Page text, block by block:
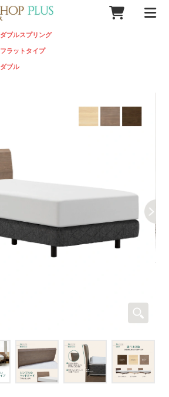
ダブルスプリング
フラットタイプ
ダブル